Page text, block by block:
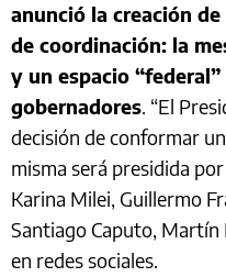
anunció la creación
de coordinación: la
y un espacio
gobernadores. “El
decisión de conformar
misma será presidida
Karina Milei, Guillermo
Santiago Caputo, Martín
en redes sociales.